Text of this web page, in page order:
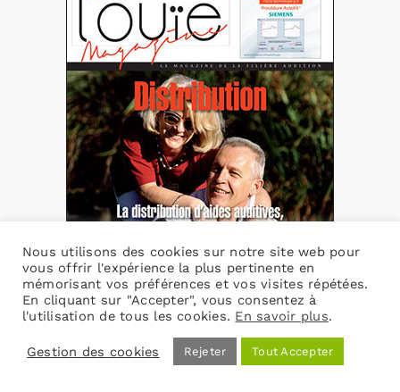
15,00€ TVA incluse
Nous utilisons des cookies sur notre site web pour
vous offrir l'expérience la plus pertinente en
mémorisant vos préférences et vos visites répétées.
En cliquant sur "Accepter", vous consentez à
l'utilisation de tous les cookies. En savoir plus.
Gestion des cookies Rejeter Tout Accepter